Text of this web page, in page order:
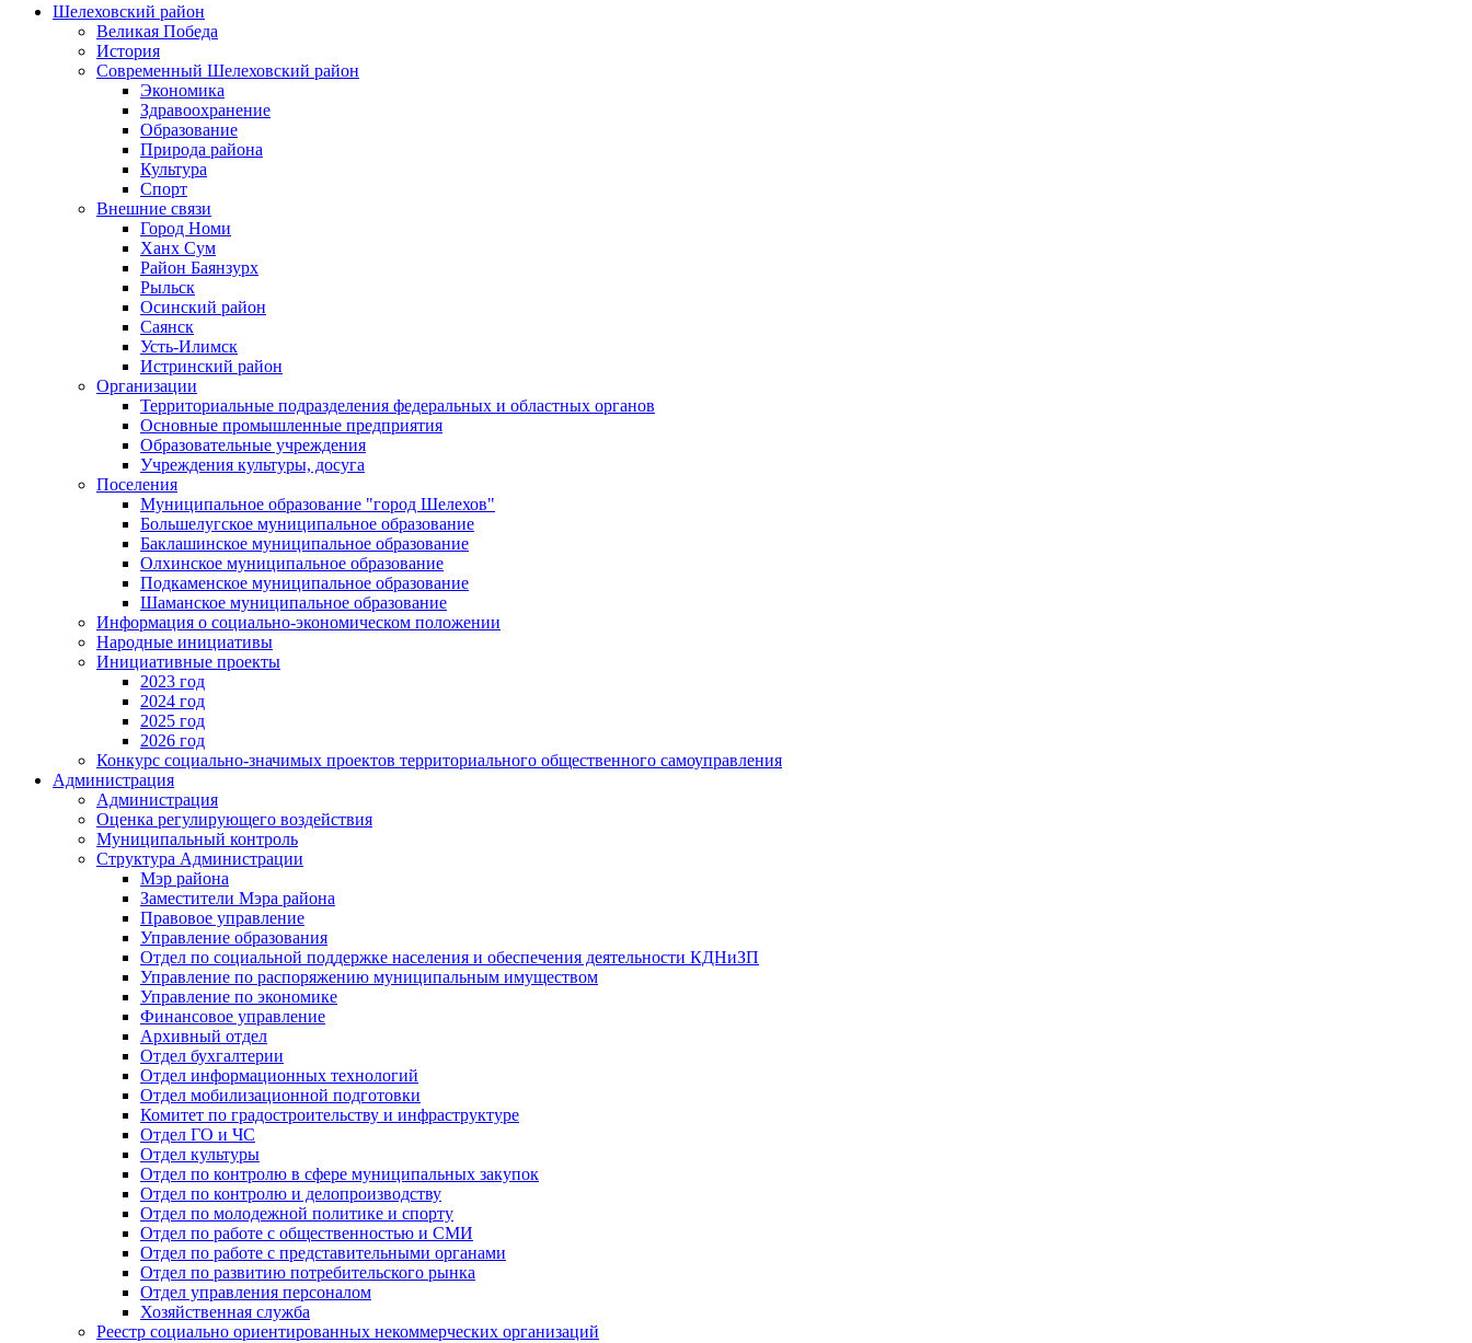
Шелеховский район
Великая Победа
История
Современный Шелеховский район
Экономика
Здравоохранение
Образование
Природа района
Культура
Спорт
Внешние связи
Город Номи
Ханх Сум
Район Баянзурх
Рыльск
Осинский район
Саянск
Усть-Илимск
Истринский район
Организации
Территориальные подразделения федеральных и областных органов
Основные промышленные предприятия
Образовательные учреждения
Учреждения культуры, досуга
Поселения
Муниципальное образование "город Шелехов"
Большелугское муниципальное образование
Баклашинское муниципальное образование
Олхинское муниципальное образование
Подкаменское муниципальное образование
Шаманское муниципальное образование
Информация о социально-экономическом положении
Народные инициативы
Инициативные проекты
2023 год
2024 год
2025 год
2026 год
Конкурс социально-значимых проектов территориального общественного самоуправления
Администрация
Администрация
Оценка регулирующего воздействия
Муниципальный контроль
Структура Администрации
Мэр района
Заместители Мэра района
Правовое управление
Управление образования
Отдел по социальной поддержке населения и обеспечения деятельности КДНиЗП
Управление по распоряжению муниципальным имуществом
Управление по экономике
Финансовое управление
Архивный отдел
Отдел бухгалтерии
Отдел информационных технологий
Отдел мобилизационной подготовки
Комитет по градостроительству и инфраструктуре
Отдел ГО и ЧС
Отдел культуры
Отдел по контролю в сфере муниципальных закупок
Отдел по контролю и делопроизводству
Отдел по молодежной политике и спорту
Отдел по работе с общественностью и СМИ
Отдел по работе с представительными органами
Отдел по развитию потребительского рынка
Отдел управления персоналом
Хозяйственная служба
Реестр социально ориентированных некоммерческих организаций